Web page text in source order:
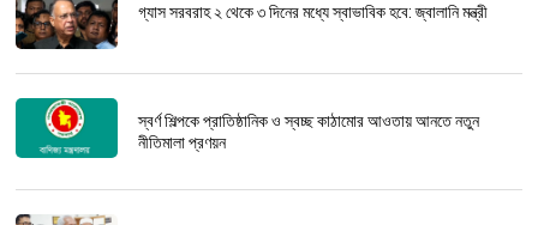
গ্যাস সরবরাহ ২ থেকে ৩ দিনের মধ্যে স্বাভাবিক হবে: জ্বালানি মন্ত্রী
স্বর্ণ শিল্পকে প্রাতিষ্ঠানিক ও স্বচ্ছ কাঠামোর আওতায় আনতে নতুন
নীতিমালা প্রণয়ন